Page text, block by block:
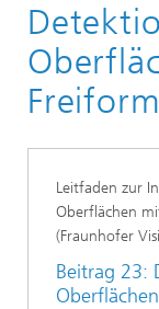
Leitfaden zur
Oberflächen
(Fraunhofer
Beitrag 23: